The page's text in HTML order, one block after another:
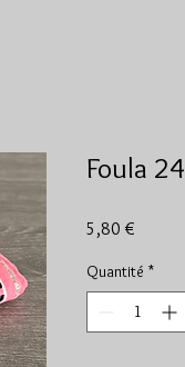
Foula 24
5,80 €
Quantité *